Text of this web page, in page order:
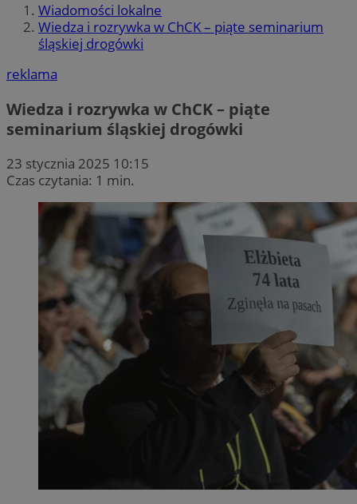
Wiadomości lokalne
Wiedza i rozrywka w ChCK – piąte seminarium
śląskiej drogówki
reklama
Wiedza i rozrywka w ChCK – piąte
seminarium śląskiej drogówki
23 stycznia 2025 10:15
Czas czytania: 1 min.